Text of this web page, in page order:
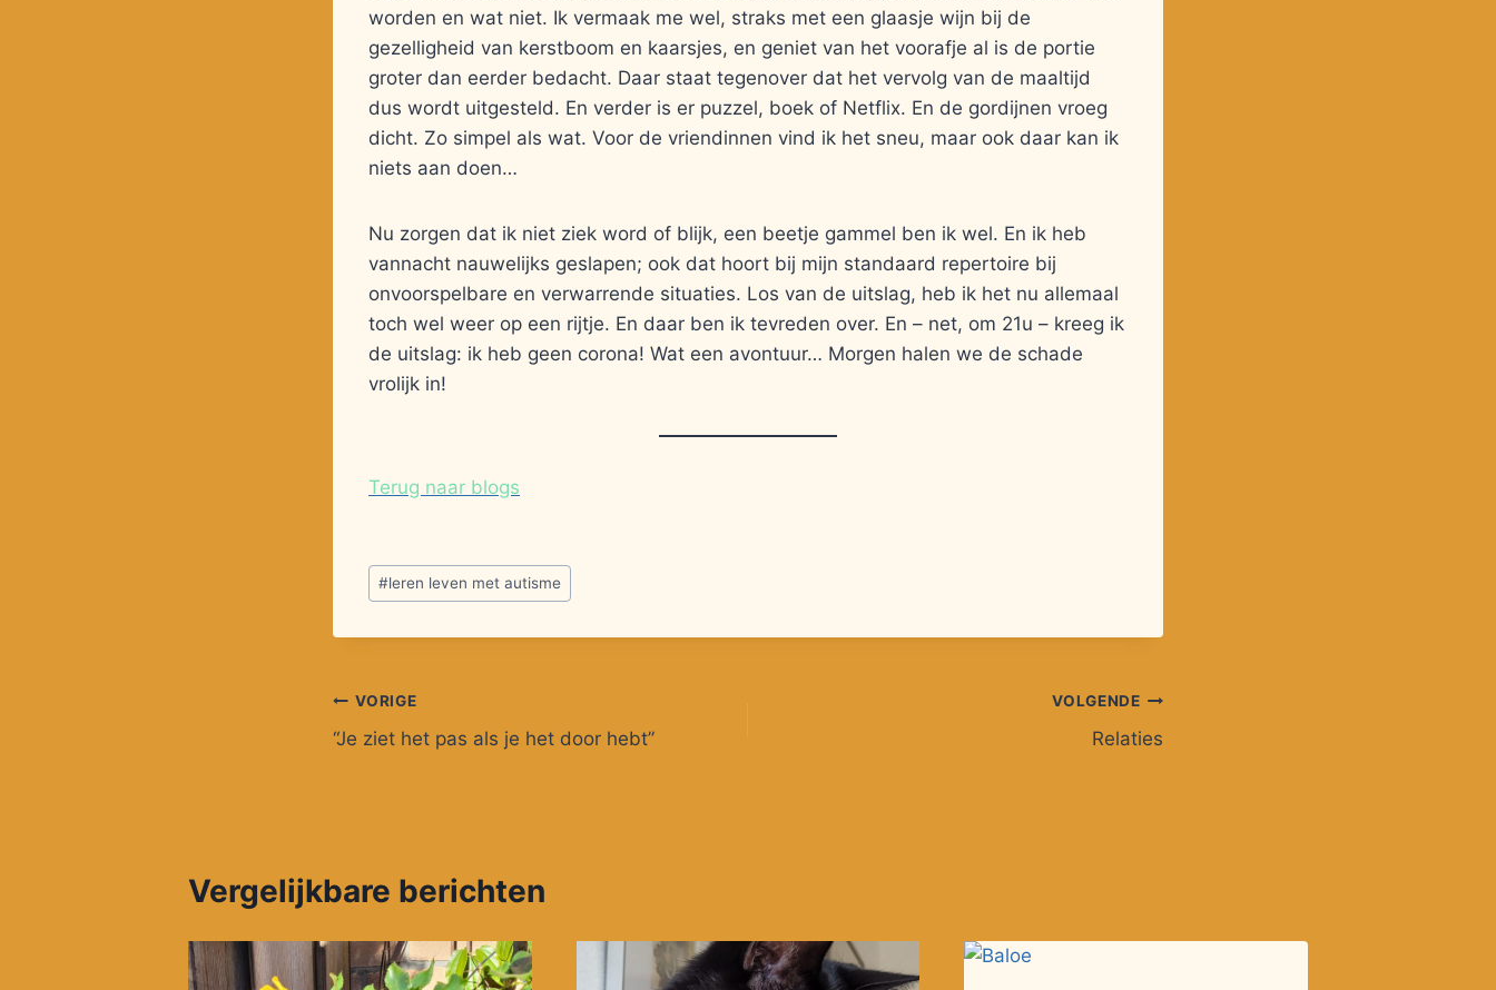
worden en wat niet. Ik vermaak me wel, straks met een glaasje wijn bij de
gezelligheid van kerstboom en kaarsjes, en geniet van het voorafje al is de portie
groter dan eerder bedacht. Daar staat tegenover dat het vervolg van de maaltijd
dus wordt uitgesteld. En verder is er puzzel, boek of Netflix. En de gordijnen vroeg
dicht. Zo simpel als wat. Voor de vriendinnen vind ik het sneu, maar ook daar kan ik
niets aan doen…
Nu zorgen dat ik niet ziek word of blijk, een beetje gammel ben ik wel. En ik heb
vannacht nauwelijks geslapen; ook dat hoort bij mijn standaard repertoire bij
onvoorspelbare en verwarrende situaties. Los van de uitslag, heb ik het nu allemaal
toch wel weer op een rijtje. En daar ben ik tevreden over. En – net, om 21u – kreeg ik
de uitslag: ik heb geen corona! Wat een avontuur… Morgen halen we de schade
vrolijk in!
Terug naar blogs
Bericht
tags:
#leren leven met autisme
Bericht
navigatie
VORIGE
“Je ziet het pas als je het door hebt”
VOLGENDE
Relaties
Vergelijkbare berichten